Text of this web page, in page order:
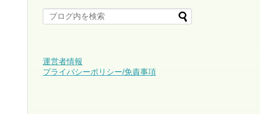
運営者情報
プライバシーポリシー/免責事項